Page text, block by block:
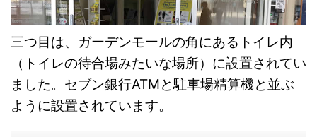
三つ目は、ガーデンモールの角にあるトイレ内
（トイレの待合場みたいな場所）に設置されてい
ました。セブン銀行ATMと駐車場精算機と並ぶ
ように設置されています。